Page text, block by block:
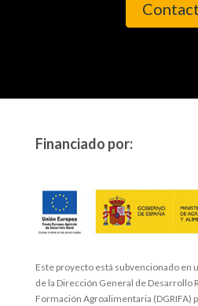
Financiado por:
Este proyecto está subvencionado en
de la Dirección General de Desarrollo
Formación Agroalimentaria (DGRIFA)